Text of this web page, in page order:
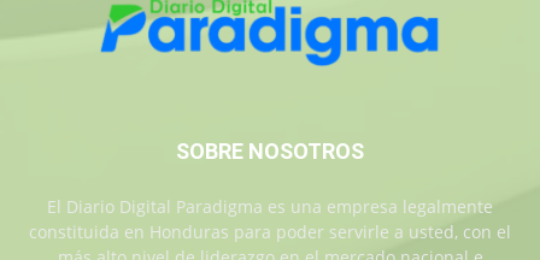
SOBRE NOSOTROS
El Diario Digital Paradigma es una empresa legalmente
constituida en Honduras para poder servirle a usted, con el